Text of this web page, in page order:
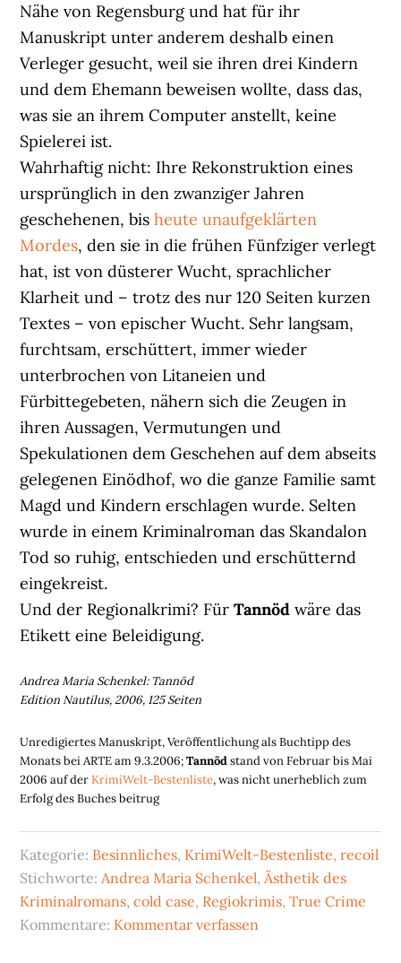
Nähe von Regensburg und hat für ihr
Manuskript unter anderem deshalb einen
Verleger gesucht, weil sie ihren drei Kindern
und dem Ehemann beweisen wollte, dass das,
was sie an ihrem Computer anstellt, keine
Spielerei ist.
Wahrhaftig nicht: Ihre Rekonstruktion eines
ursprünglich in den zwanziger Jahren
geschehenen, bisheute unaufgeklärten
Mordes, den sie in die frühen Fünfziger verlegt
hat, ist von düsterer Wucht, sprachlicher
Klarheit und – trotz des nur 120 Seiten kurzen
Textes – von epischer Wucht. Sehr langsam,
furchtsam, erschüttert, immer wieder
unterbrochen von Litaneien und
Fürbittegebeten, nähern sich die Zeugen in
ihren Aussagen, Vermutungen und
Spekulationen dem Geschehen auf dem abseits
gelegenen Einödhof, wo die ganze Familie samt
Magd und Kindern erschlagen wurde. Selten
wurde in einem Kriminalroman das Skandalon
Tod so ruhig, entschieden und erschütternd
eingekreist.
Und der Regionalkrimi? FürTannöd wäre das
Etikett eine Beleidigung.
Andrea Maria Schenkel: Tannöd
Edition Nautilus, 2006, 125 Seiten
Unredigiertes Manuskript, Veröffentlichung als Buchtipp des
Monats bei ARTE am 9.3.2006;Tannödstand von Februar bis Mai
2006 auf derKrimiWelt-Bestenliste, was nicht unerheblich zum
Erfolg des Buches beitrug
Kategorie: Besinnliches, KrimiWelt-Bestenliste,recoil
Stichworte: Andrea Maria Schenkel, Ästhetik des
Kriminalromans,cold case, Regiokrimis,True Crime
Kommentare: Kommentar verfassen